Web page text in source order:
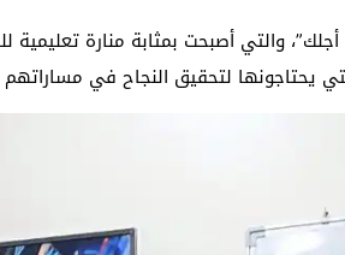
والتي أصبحت بمثابة منارة
يحتاجونها لتحقيق النجاح في مساراتهم